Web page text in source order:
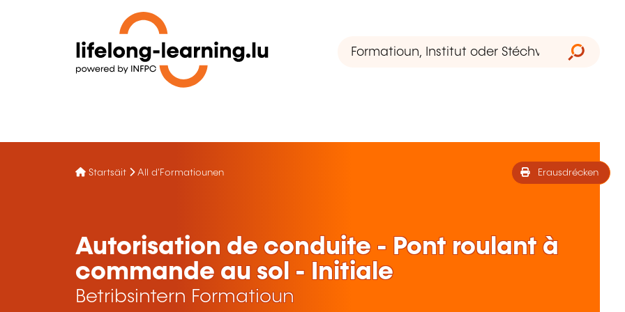
Startsäit All d'Formatiounen Erausdrécken
Autorisation de conduite - Pont roulant à
commande au sol - Initiale
Betribsintern Formatioun